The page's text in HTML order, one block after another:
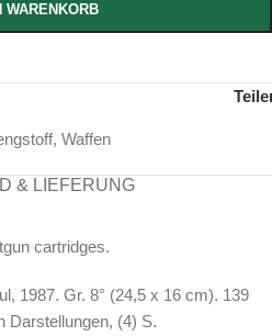
WARENKORB
, Waffen
& LIEFERUNG
cartridges.
1987. Gr. 8° (24,5 x 16 cm). 139
Darstellungen, (4) S.